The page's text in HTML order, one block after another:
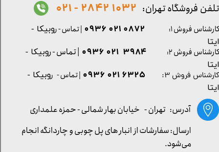
کارشناس فروش ۳: ۶۳۲۵ ۰۲۱ ۰۹۳۶ | تماس - روبیکا -
ایتا
آدرس: تهران - خیابان بهار شمالی - حمزه علمداری
تلفن فروشگاه تهران: 1032 2842 - 021
کارشناس فروش ۱: 0872 021 0936 | تماس - روبیکا -
ایتا
کارشناس فروش ۲:
۳۹۸۴ ۰۲۱ ۰۹۳۶ | تماس - روبیکا -
ایتا
ارسال: سفارشات از انبار های پل چوبی و چاردانگه انجام
می‌شود.